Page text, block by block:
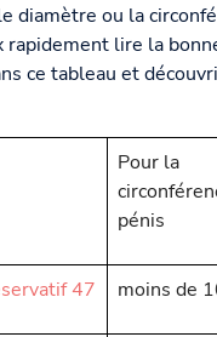
diamètre ou la
rapidement lire la
ce tableau et
Pour la
pénis
47 moins de